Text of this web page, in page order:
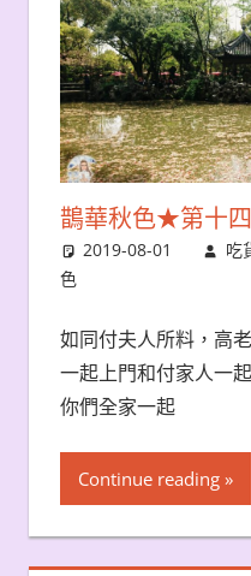
鵲華秋色★第十
2019-08-01 吃
色
如同付夫人所料，高
一起上門和付家人一
你們全家一起
Continue reading